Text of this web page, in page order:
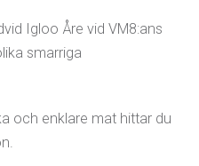
Igloo Åre vid VM8:ans
smarriga
och enklare mat hittar du